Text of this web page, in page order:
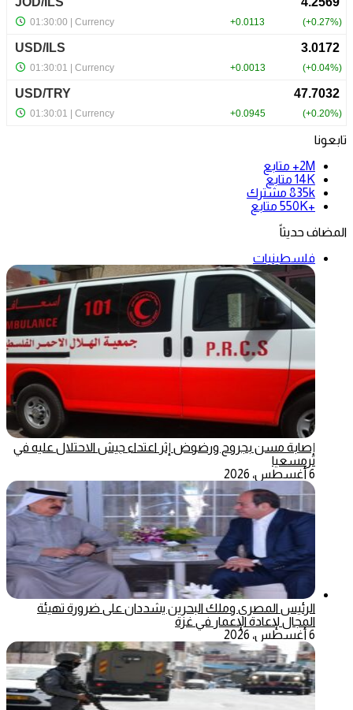
تابعونا
2M+
متابع
14K متابع
835k مشترك
+550K
متابع
المضاف حديثاً
فلسطينيات
إصابة مسن بجروح ورضوض إثر اعتداء جيش الاحتلال عليه في
ترمسعيا
6 أغسطس، 2026
الرئيس المصري وملك البحرين يشددان على ضرورة تهيئة
المجال لإعادة الإعمار في غزة
6 أغسطس، 2026